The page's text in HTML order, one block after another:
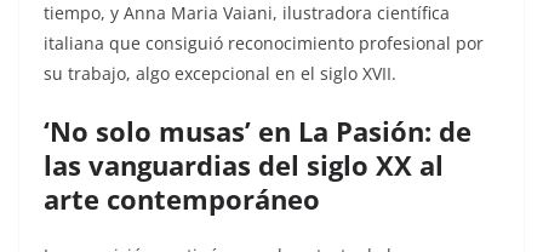
tiempo, y Anna Maria Vaiani, ilustradora científica
italiana que consiguió reconocimiento profesional por
su trabajo, algo excepcional en el siglo XVII.
‘No solo musas’ en La Pasión: de
las vanguardias del siglo XX al
arte contemporáneo